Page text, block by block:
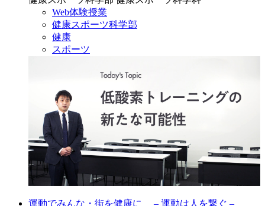
Web体験授業
健康スポーツ科学部
健康
スポーツ
運動でみんな・街を健康に – 運動は人を繋ぐ –